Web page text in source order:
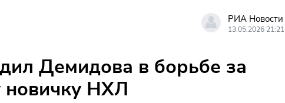
РИА Новости
13.05.2026 21:21
Демидова в борьбе за
новичку НХЛ